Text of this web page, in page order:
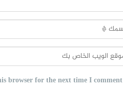
browser for the next time I comment.